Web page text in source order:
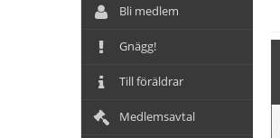
Bli medlem
Gnägg!
Till föräldrar
Medlemsavtal